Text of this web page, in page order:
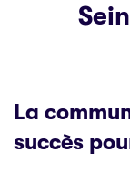
La
succès